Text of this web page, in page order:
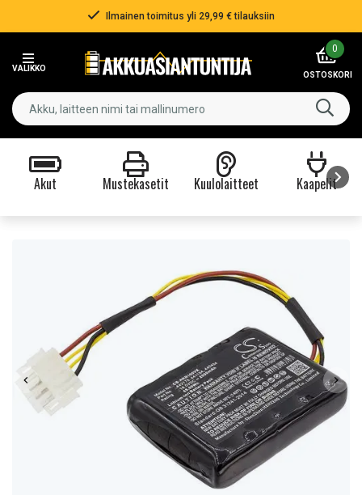
Ilmainen toimitus yli 29,99 € tilauksiin
VALIKKO
0
OSTOSKORI
Akut Mustekasetit Kuulolaitteet Kaapelit